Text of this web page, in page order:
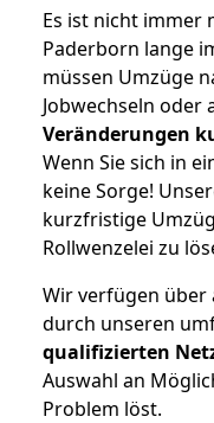
Es ist nicht immer
Paderborn lange
müssen Umzüge
Jobwechseln oder
Veränderungen
Wenn Sie sich in
keine Sorge!
kurzfristige
Rollwenzelei zu
Wir verfügen über
durch unseren
qualifizierten
Auswahl an
Problem löst.